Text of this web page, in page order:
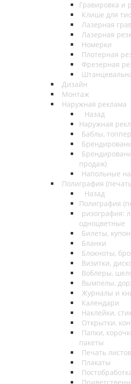
Гравировка и
Клише для
Лазерная
Лазерная
Номерки
Плотерная
Фрезерная
Дизайн
Монтаж
Наружная реклама
Назад
Наружная
Баблы,
продаж)
Напольные
Полиграфия
Назад
Полиграфия
ризография:
одноцветные
Билеты,
Бланки
Блокноты,
Визитки,
Воблеры,
Вымпелы,
Журналы и
Календари
Наклейки,
Открытки,
Папки,
пакеты
Печать
Плакаты